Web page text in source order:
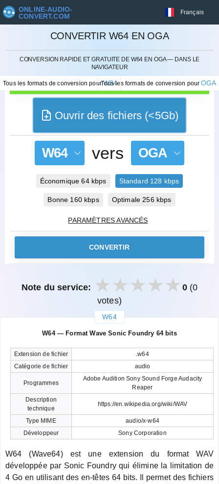
ONLINE-AUDIO-
CONVERT.COM
Français
CONVERTIR W64 EN OGA
CONVERSION RAPIDE ET GRATUITE DE W64 EN OGA — DANS LE
NAVIGATEUR
Tous les formats de conversion pourW64
Tous les formats de conversion pourOGA
Ouvrir des fichiers (<5Gb)
W64 vers OGA
Économique 64 kbps Standard 128 kbps
Bonne 160 kbps Optimale 256 kbps
PARAMÈTRES AVANCÉS
CONVERTIR
Note du service: 0(0
votes)
W64
W64 — Format Wave Sonic Foundry 64 bits
Extension de fichier
.w64
Catégorie de fichier
audio
Programmes
Adobe Audition Sony Sound Forge Audacity
Reaper
Description
technique
https://en.wikipedia.org/wiki/WAV
Type MIME
audio/x-w64
Développeur
Sony Corporation
W64 (Wave64) est une extension du format WAV
développée par Sonic Foundry qui élimine la limitation de
4 Go en utilisant des en-têtes 64 bits. Il permet des fichiers